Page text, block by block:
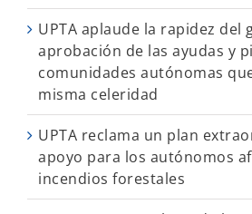
UPTA aplaude la rapidez del
aprobación de las ayudas y
comunidades autónomas
misma celeridad
UPTA reclama un plan
apoyo para los autónomos
incendios forestales